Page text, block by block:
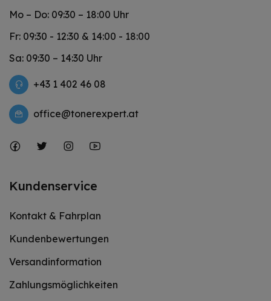
Mo – Do: 09:30 – 18:00 Uhr
Fr: 09:30 - 12:30 & 14:00 - 18:00
Sa: 09:30 – 14:30 Uhr
+43 1 402 46 08
office@tonerexpert.at
Kundenservice
Kontakt & Fahrplan
Kundenbewertungen
Versandinformation
Zahlungsmöglichkeiten